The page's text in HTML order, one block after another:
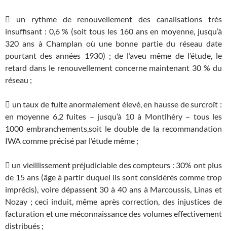
 un rythme de renouvellement des canalisations très
insuffisant : 0,6 % (soit tous les 160 ans en moyenne, jusqu’à
320 ans à Champlan où une bonne partie du réseau date
pourtant des années 1930) ; de l’aveu même de l’étude, le
retard dans le renouvellement concerne maintenant 30 % du
réseau ;
 un taux de fuite anormalement élevé, en hausse de surcroît :
en moyenne 6,2 fuites – jusqu’à 10 à Montlhéry – tous les
1000 embranchements,soit le double de la recommandation
IWA comme précisé par l’étude même ;
 un vieillissement préjudiciable des compteurs : 30% ont plus
de 15 ans (âge à partir duquel ils sont considérés comme trop
imprécis), voire dépassent 30 à 40 ans à Marcoussis, Linas et
Nozay ; ceci induit, même après correction, des injustices de
facturation et une méconnaissance des volumes effectivement
distribués ;